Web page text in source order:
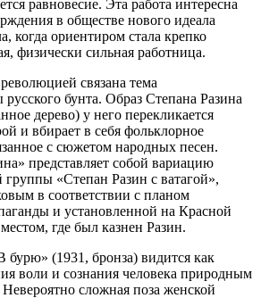
равновесие. Эта работа интересна
в обществе нового идеала
когда ориентиром стала крепко
физически сильная работница.
связана тема
бунта. Образ Степана Разина
дерево) у него перекликается
и вбирает в себя фольклорное
с сюжетом народных песен.
представляет собой вариацию
группы «Степан Разин с ватагой»,
в соответствии с планом
и установленной на Красной
где был казнен Разин.
(1931, бронза) видится как
воли и сознания человека природным
сложная поза женской